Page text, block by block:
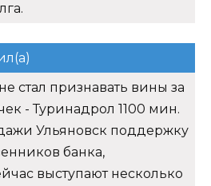
стал признавать вины за
- Туринадрол 1100 мин.
Ульяновск поддержку
банка,
выступают несколько